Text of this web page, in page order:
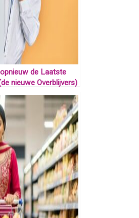
de Laatste
nieuwe Overblijvers)